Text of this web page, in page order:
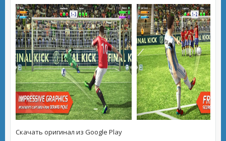
Скачать оригинал из Google Play